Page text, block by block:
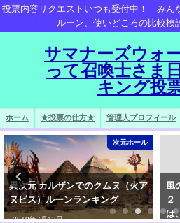
投票内容リクエストいつも受付中！ みん
ルーン、使いどころの比較
サマナーズウォ
って召喚士さま
キング投
ホーム ★投票の仕方★ 管理人プロフィール
次元ホール
異次元 カルザンでのクムヌ（火ア
ヌビス）ルーンランキング
2019年7月12日
風
２
は